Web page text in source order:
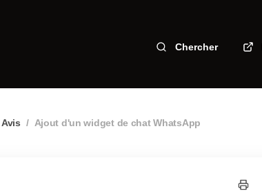
Chercher
/ Ajout d'un widget de chat WhatsApp